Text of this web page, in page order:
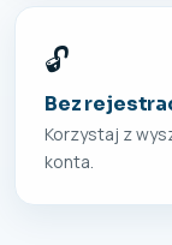
🔓
Bez
Korzystaj z
konta.